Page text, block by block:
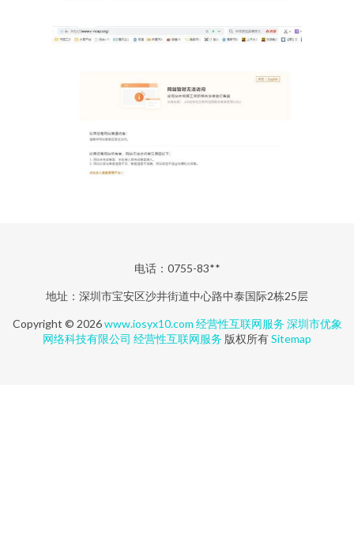
电话：0755-83**
地址：深圳市宝安区沙井街道中心路中泰国际2栋25层
Copyright © 2026www.iosyx10.com 经营性互联网服务 深圳市优象
网络科技有限公司 经营性互联网服务 版权所有Sitemap